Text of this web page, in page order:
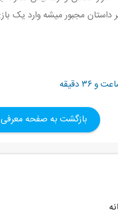
داستان مجبور میشه وارد یک
بازگشت به صفحه معرفی